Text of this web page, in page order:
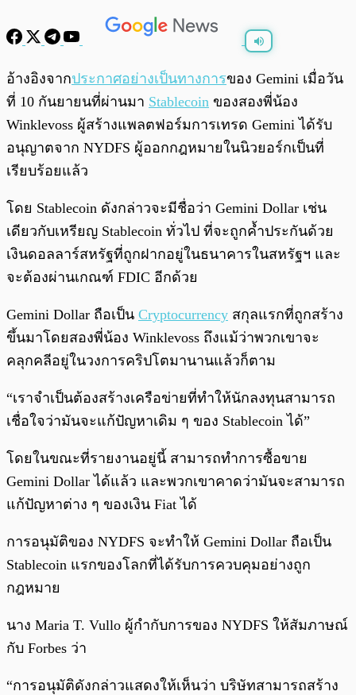
พร้อมเล่น 0:00
อ้างอิงจากประกาศอย่างเป็นทางการของ Gemini เมื่อวัน
ที่ 10 กันยายนที่ผ่านมา Stablecoin ของสองพี่น้อง
Winklevoss ผู้สร้างแพลตฟอร์มการเทรด Gemini ได้รับ
อนุญาตจาก NYDFS ผู้ออกกฎหมายในนิวยอร์กเป็นที่
เรียบร้อยแล้ว
โดย Stablecoin ดังกล่าวจะมีชื่อว่า Gemini Dollar เช่น
เดียวกับเหรียญ Stablecoin ทั่วไป ที่จะถูกค้ำประกันด้วย
เงินดอลลาร์สหรัฐที่ถูกฝากอยู่ในธนาคารในสหรัฐฯ และ
จะต้องผ่านเกณฑ์ FDIC อีกด้วย
Gemini Dollar ถือเป็น Cryptocurrency สกุลแรกที่ถูกสร้าง
ขึ้นมาโดยสองพี่น้อง Winklevoss ถึงแม้ว่าพวกเขาจะ
คลุกคลีอยู่ในวงการคริปโตมานานแล้วก็ตาม
“เราจำเป็นต้องสร้างเครือข่ายที่ทำให้นักลงทุนสามารถ
เชื่อใจว่ามันจะแก้ปัญหาเดิม ๆ ของ Stablecoin ได้”
โดยในขณะที่รายงานอยู่นี้ สามารถทำการซื้อขาย
Gemini Dollar ได้แล้ว และพวกเขาคาดว่ามันจะสามารถ
แก้ปัญหาต่าง ๆ ของเงิน Fiat ได้
การอนุมัติของ NYDFS จะทำให้ Gemini Dollar ถือเป็น
Stablecoin แรกของโลกที่ได้รับการควบคุมอย่างถูก
กฎหมาย
นาง Maria T. Vullo ผู้กำกับการของ NYDFS ให้สัมภาษณ์
กับ Forbes ว่า
“การอนุมัติดังกล่าวแสดงให้เห็นว่า บริษัทสามารถสร้าง